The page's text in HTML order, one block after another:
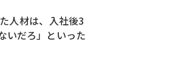
人材は、入社後3
いだろ」といった